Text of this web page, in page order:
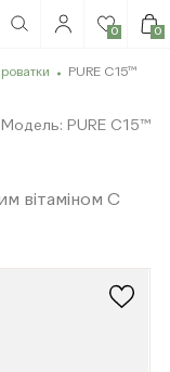
0 0
PURE C15™
Модель: PURE C15™
вітаміном С